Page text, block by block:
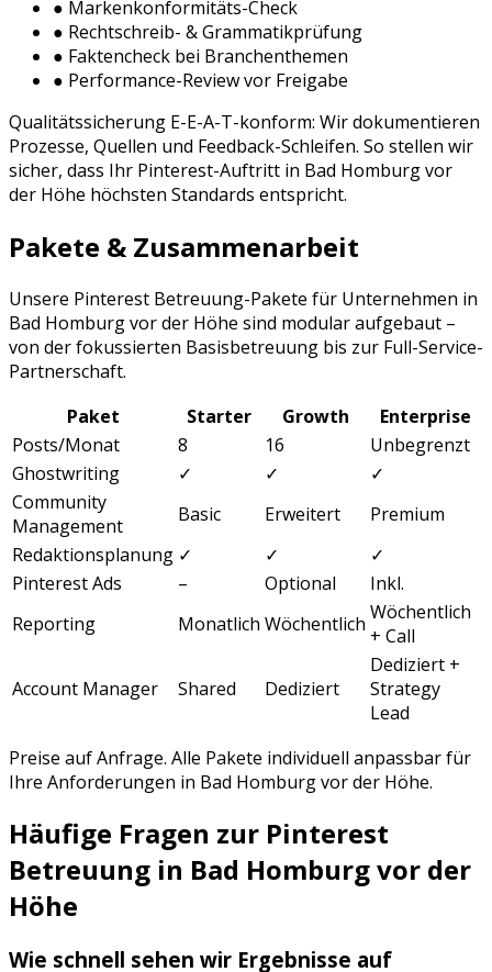
● Markenkonformitäts-Check
● Rechtschreib- & Grammatikprüfung
● Faktencheck bei Branchenthemen
● Performance-Review vor Freigabe
Qualitätssicherung E-E-A-T-konform: Wir dokumentieren
Prozesse, Quellen und Feedback-Schleifen. So stellen wir
sicher, dass Ihr Pinterest-Auftritt in Bad Homburg vor
der Höhe höchsten Standards entspricht.
Pakete & Zusammenarbeit
Unsere Pinterest Betreuung-Pakete für Unternehmen in
Bad Homburg vor der Höhe sind modular aufgebaut –
von der fokussierten Basisbetreuung bis zur Full-Service-
Partnerschaft.
Paket
Starter Growth
Enterprise
Posts/Monat
8 16
Unbegrenzt
Ghostwriting
✓ ✓
✓
Community
Management
Basic Erweitert
Premium
Redaktionsplanung ✓ ✓
✓
Pinterest Ads
– Optional
Inkl.
Reporting
Monatlich Wöchentlich Wöchentlich
+ Call
Account Manager Shared Dediziert
Dediziert +
Strategy
Lead
Preise auf Anfrage. Alle Pakete individuell anpassbar für
Ihre Anforderungen in Bad Homburg vor der Höhe.
Häufige Fragen zur Pinterest
Betreuung in Bad Homburg vor der
Höhe
Wie schnell sehen wir Ergebnisse auf